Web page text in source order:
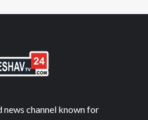
news channel known for